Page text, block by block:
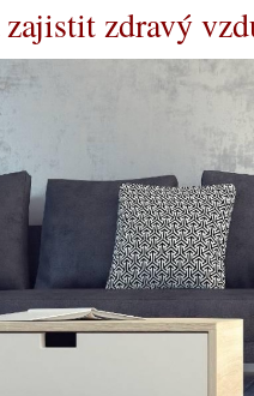
zdravý